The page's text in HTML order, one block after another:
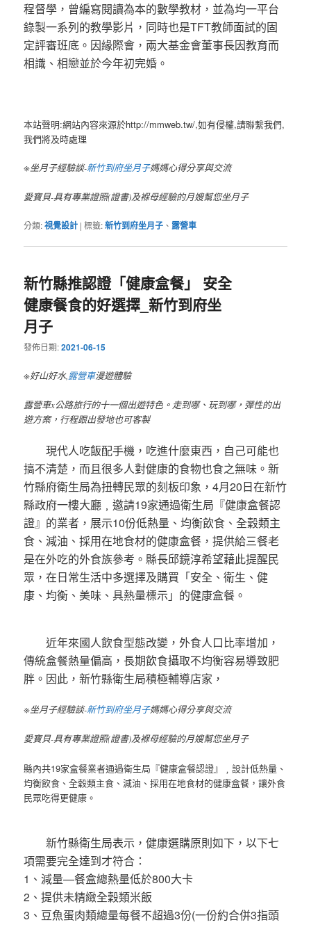
程督學，曾編寫閱讀為本的數學教材，並為均一平台
錄製一系列的教學影片，同時也是TFT教師面試的固
定評審班底。因緣際會，兩大基金會董事長因教育而
相識、相戀並於今年初完婚。
本站聲明:網站內容來源於http://mmweb.tw/,如有侵權,請聯繫我們,
我們將及時處理
※坐月子經驗談-新竹到府坐月子媽媽心得分享與交流
愛寶貝-具有專業證照(證書)及褓母經驗的月嫂幫您坐月子
分類:視覺設計 |標籤:新竹到府坐月子 、 露營車
新竹縣推認證「健康盒餐」 安全
健康餐食的好選擇_新竹到府坐
月子
發佈日期:2021-06-15
※好山好水,露營車漫遊體驗
露營車x公路旅行的十一個出遊特色。走到哪、玩到哪，彈性的出
遊方案，行程跟出發地也可客製
現代人吃飯配手機，吃進什麼東西，自己可能也
搞不清楚，而且很多人對健康的食物也食之無味。新
竹縣府衛生局為扭轉民眾的刻板印象，4月20日在新竹
縣政府一樓大廳﹐邀請19家通過衛生局『健康盒餐認
證』的業者，展示10份低熱量、均衡飲食、全穀類主
食、減油、採用在地食材的健康盒餐，提供給三餐老
是在外吃的外食族參考。縣長邱鏡淳希望藉此提醒民
眾，在日常生活中多選擇及購買「安全、衛生、健
康、均衡、美味、具熱量標示」的健康盒餐。
近年來國人飲食型態改變，外食人口比率增加，
傳統盒餐熱量偏高，長期飲食攝取不均衡容易導致肥
胖。因此，新竹縣衛生局積極輔導店家，
※坐月子經驗談-新竹到府坐月子媽媽心得分享與交流
愛寶貝-具有專業證照(證書)及褓母經驗的月嫂幫您坐月子
縣內共19家盒餐業者通過衛生局『健康盒餐認證』﹐設計低熱量、
均衡飲食、全穀類主食、減油、採用在地食材的健康盒餐，讓外食
民眾吃得更健康。
新竹縣衛生局表示，健康選購原則如下，以下七
項需要完全達到才符合：
1、減量—餐盒總熱量低於800大卡
2、提供未精緻全穀類米飯
3、豆魚蛋肉類總量每餐不超過3份(一份約合併3指頭